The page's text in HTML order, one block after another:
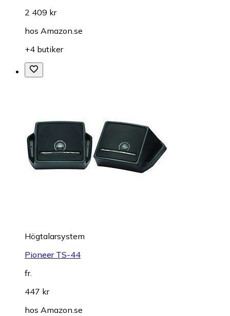
2 409 kr
hos Amazon.se
+4 butiker
Högtalarsystem
Pioneer TS-44
fr.
447 kr
hos Amazon.se